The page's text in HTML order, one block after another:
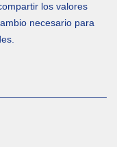
los valores
necesario para